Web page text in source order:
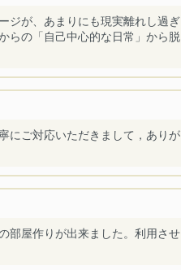
ジが、あまりにも現実離れし過ぎ
らの「自己中心的な日常」から脱
にご対応いただきまして，ありが
部屋作りが出来ました。利用させ